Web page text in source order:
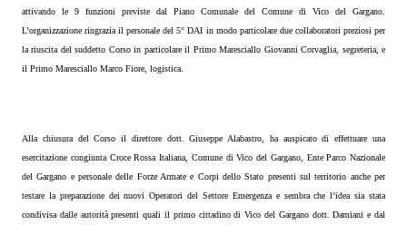
attivando le 9 funzioni previste dal Piano Comunale del Comune di Vico del Gargano.
L’organizzazione ringrazia il personale del 5° DAI in modo particolare due collaboratori preziosi per
la riuscita del suddetto Corso in particolare il Primo Maresciallo Giovanni Corvaglia, segreteria, e
il Primo Maresciallo Marco Fiore, logistica.
Alla chiusura del Corso il direttore dott. Giuseppe Alabastro, ha auspicato di effettuare una
esercitazione congiunta Croce Rossa Italiana, Comune di Vico del Gargano, Ente Parco Nazionale
del Gargano e personale delle Forze Armate e Corpi dello Stato presenti sul territorio anche per
testare la preparazione dei nuovi Operatori del Settore Emergenza e sembra che l’idea sia stata
condivisa dalle autorità presenti quali il primo cittadino di Vico del Gargano dott. Damiani e dal